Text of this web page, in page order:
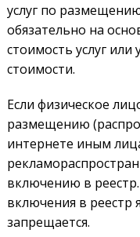
услуг по
обязательно на
стоимость услуг
стоимости.
Если физическое
размещению
интернете иным
включению в реестр.
включения в реестр
запрещается.